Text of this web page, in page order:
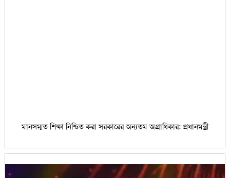
মানসম্মত শিক্ষা নিশ্চিত করা সরকারের অন্যতম অগ্রাধিকার: প্রধানমন্ত্রী